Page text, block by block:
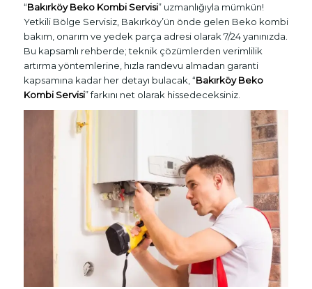
“Bakırköy Beko Kombi Servisi” uzmanlığıyla mümkün!
Yetkili Bölge Servisiz, Bakırköy’ün önde gelen Beko kombi
bakım, onarım ve yedek parça adresi olarak 7/24 yanınızda.
Bu kapsamlı rehberde; teknik çözümlerden verimlilik
artırma yöntemlerine, hızla randevu almadan garanti
kapsamına kadar her detayı bulacak, “Bakırköy Beko
Kombi Servisi” farkını net olarak hissedeceksiniz.